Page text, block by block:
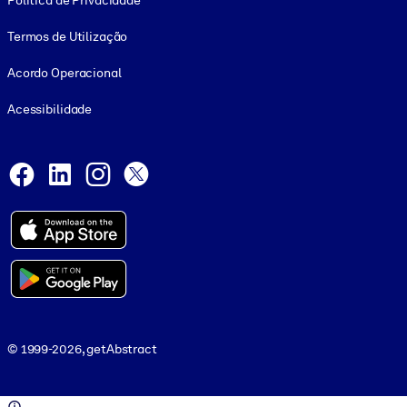
Termos de Utilização
Acordo Operacional
Acessibilidade
Facebook
LinkedInInstagram
© 1999-2026, getAbstract